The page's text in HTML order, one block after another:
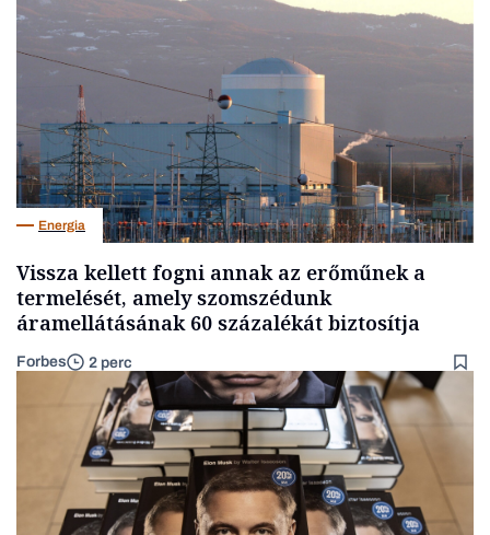
Energia
Vissza kellett fogni annak az erőműnek a
termelését, amely szomszédunk
áramellátásának 60 százalékát biztosítja
Forbes 2 perc